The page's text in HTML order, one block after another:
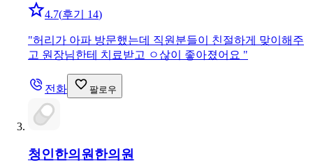
4.7(후기 14)
"허리가 아파 방문했는데 직원분들이 친절하게 맞이해주
고 원장님한테 치료받고 ㅇ삲이 좋아졌어요 "
전화 팔로우
청인한의원한의원